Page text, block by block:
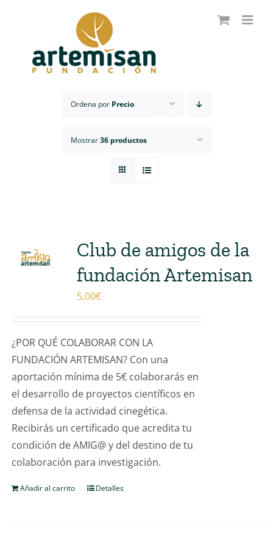
Ordena por Precio
Mostrar36 productos
Club de amigos de la
fundación Artemisan
5,00€
¿POR QUÉ COLABORAR CON LA
FUNDACIÓN ARTEMISAN? Con una
aportación mínima de 5€ colaborarás en
el desarrollo de proyectos científicos en
defensa de la actividad cinegética.
Recibirás un certificado que acredita tu
condición de AMIG@ y del destino de tu
colaboración para investigación.
Añadir al carrito Detalles